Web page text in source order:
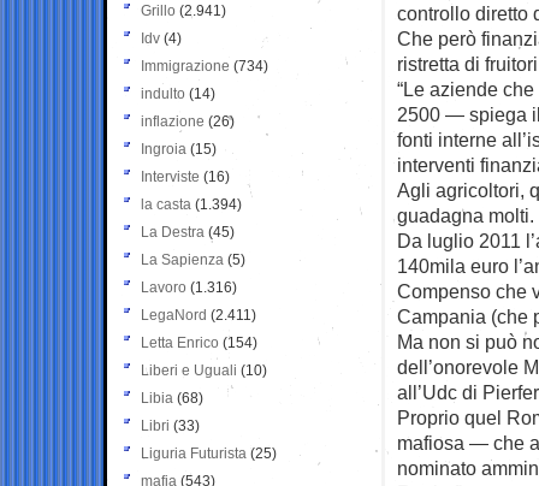
controllo diretto
Che però
ristretta di
“Le aziende
2500 — spiega
fonti interne
interventi
Agli agricoltori,
guadagna molti.
Da luglio 2011
140mila euro
Compenso che
Campania (che
Ma non si può
dell’onorevole
all’Udc di
Proprio quel
mafiosa — che
nominato
Grillo (2.941)
Idv (4)
Immigrazione (734)
indulto (14)
inflazione (26)
Ingroia (15)
Interviste (16)
la casta (1.394)
La Destra (45)
La Sapienza (5)
Lavoro (1.316)
LegaNord (2.411)
Letta Enrico (154)
Liberi e Uguali (10)
Libia (68)
Libri (33)
Liguria Futurista (25)
mafia (543)